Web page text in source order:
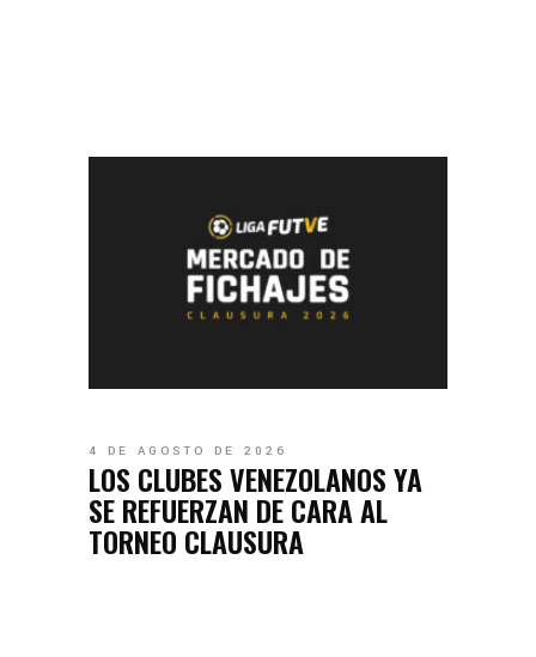
4 DE AGOSTO DE 2026
LOS CLUBES VENEZOLANOS YA
SE REFUERZAN DE CARA AL
TORNEO CLAUSURA